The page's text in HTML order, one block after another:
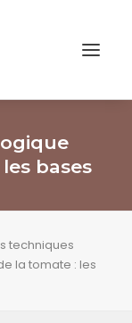
bases
techniques
la tomate : les